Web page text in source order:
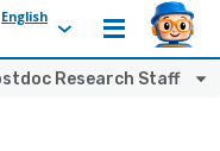
English
Research Staff